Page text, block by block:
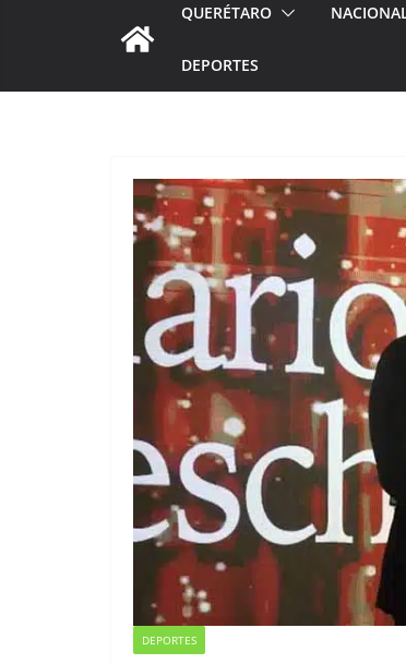
QUERÉTARO
DEPORTES
DEPORTES